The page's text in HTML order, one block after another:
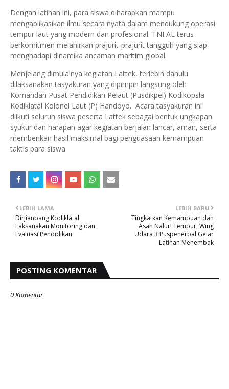
Dengan latihan ini, para siswa diharapkan mampu
mengaplikasikan ilmu secara nyata dalam mendukung operasi
tempur laut yang modern dan profesional. TNI AL terus
berkomitmen melahirkan prajurit-prajurit tangguh yang siap
menghadapi dinamika ancaman maritim global.
Menjelang dimulainya kegiatan Lattek, terlebih dahulu
dilaksanakan tasyakuran yang dipimpin langsung oleh
Komandan Pusat Pendidikan Pelaut (Pusdikpel) Kodikopsla
Kodiklatal Kolonel Laut (P) Handoyo. Acara tasyakuran ini
diikuti seluruh siswa peserta Lattek sebagai bentuk ungkapan
syukur dan harapan agar kegiatan berjalan lancar, aman, serta
memberikan hasil maksimal bagi penguasaan kemampuan
taktis para siswa
LEBIH BARU
Tingkatkan Kemampuan dan
Asah Naluri Tempur, Wing
Udara 3 Puspenerbal Gelar
Latihan Menembak
LEBIH LAMA
Dirjianbang Kodiklatal
Laksanakan Monitoring dan
Evaluasi Pendidikan
POSTING KOMENTAR
0 Komentar